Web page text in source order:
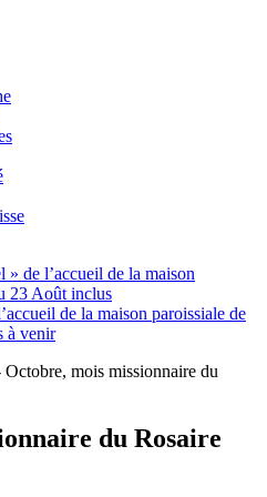
» de l’accueil de la maison
23 Août inclus
de la maison paroissiale de
à venir
du Rosaire